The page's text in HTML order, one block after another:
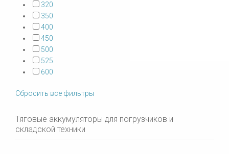
320
350
400
450
500
525
600
Сбросить все фильтры
Тяговые аккумуляторы для погрузчиков и
складской техники